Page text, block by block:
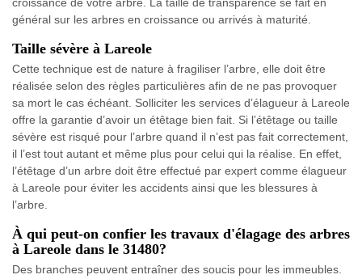
croissance de votre arbre. La taille de transparence se fait en
général sur les arbres en croissance ou arrivés à maturité.
Taille sévère à Lareole
Cette technique est de nature à fragiliser l’arbre, elle doit être
réalisée selon des règles particulières afin de ne pas provoquer
sa mort le cas échéant. Solliciter les services d’élagueur à Lareole
offre la garantie d’avoir un étêtage bien fait. Si l’étêtage ou taille
sévère est risqué pour l’arbre quand il n’est pas fait correctement,
il l’est tout autant et même plus pour celui qui la réalise. En effet,
l’étêtage d’un arbre doit être effectué par expert comme élagueur
à Lareole pour éviter les accidents ainsi que les blessures à
l’arbre.
À qui peut-on confier les travaux d'élagage des arbres
à Lareole dans le 31480?
Des branches peuvent entraîner des soucis pour les immeubles.